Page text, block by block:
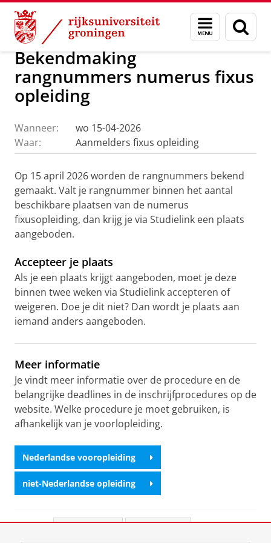
Skip
Content
Skip
Navigation
Menu
en
zoeken
Onderwijs Aanmelden, inschrijven en collegegeld
Bekendmaking
rangnummers numerus fixus
opleiding
Wanneer:
wo 15-04-2026
Waar:
Aanmelders fixus opleiding
Op 15 april 2026 worden de rangnummers bekend
gemaakt. Valt je rangnummer binnen het aantal
beschikbare plaatsen van de numerus
fixusopleiding, dan krijg je via Studielink een plaats
aangeboden.
Accepteer je plaats
Als je een plaats krijgt aangeboden, moet je deze
binnen twee weken via Studielink accepteren of
weigeren. Doe je dit niet? Dan wordt je plaats aan
iemand anders aangeboden.
Meer informatie
Je vindt meer informatie over de procedure en de
belangrijke deadlines in de inschrijfprocedures op de
website. Welke procedure je moet gebruiken, is
afhankelijk van je voorlopleiding.
Nederlandse vooropleiding
niet-Nederlandse opleiding